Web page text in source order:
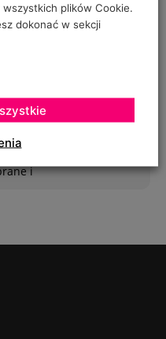
ubiegłym roku do
oraz
1/3 Polaków
które ją zjadały,
i
plików Cookie.
dokonać w sekcji